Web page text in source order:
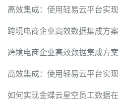
跨境电商企业高效数据集成方案
跨境电商企业高效数据集成方案
如何实现金蝶云星空员工数据